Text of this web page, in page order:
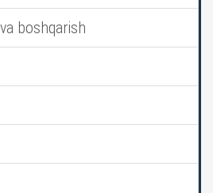
boshqarish